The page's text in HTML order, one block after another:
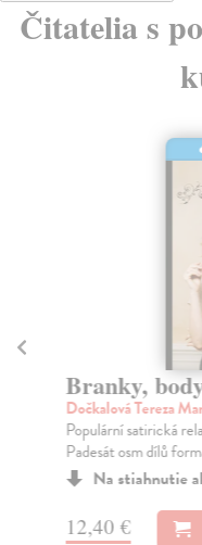
Čitatelia s
Branky,
Dočkalová Tereza
Populární satirická
Padesát osm dílů
Na stiahnutie
12,40 €